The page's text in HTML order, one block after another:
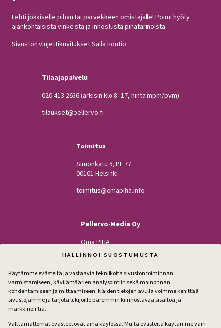
HALLINNOI SUOSTUMUSTA
Käytämme evästeitä ja vastaavia tekniikoita sivuston toiminnan
varmistamiseen, kävijämäärien analysointiin sekä mainonnan
kohdentamiseen ja mittaamiseen. Näiden tietojen avulla voimme kehittää
sivustojamme ja tarjota lukijoille paremmin kiinnostavaa sisältöä ja
markkinointia.
Välttämättömät evästeet ovat aina käytössä. Muita evästeitä käytämme vain
Lehti jokaiselle pihan tai parvekkeen omistajalle! Poimi hyöty
ajankohtaisista vinkeistä ja innostusta pihatarinoista.
Sivuston vinjettikuvitukset Saila Routio
Tilaajapalvelu
020 413 2636(arkisin klo 8–17, hinta mpm/pvm)
tilaukset@pellervo.fi
Toimitus
Simonkatu 6, PL 77
00101 Helsinki
toimitus@omapiha.info
Pellervo-Media Oy
Oma PIHA
Kodin Pellervo
Maatilan Pellervo
Facebook
Instagram